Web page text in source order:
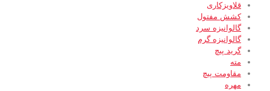
قلاویزکاری
کشش مفتول
گالوانیزه سرد
گالوانیزه گرم
گرید پیچ
مته
مقاومت پیچ
مهره